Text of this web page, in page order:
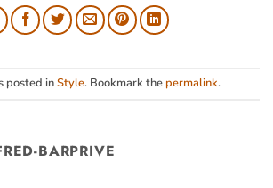
posted inStyle. Bookmark thepermalink.
BARPRIVE